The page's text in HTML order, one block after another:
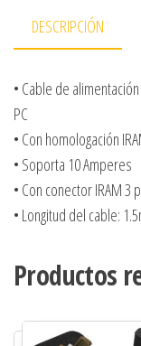
DESCRIPCIÓN
• Cable de
PC
• Con homologación
• Soporta 10 Amperes
• Con conector IRAM 3
• Longitud del cable:
Productos